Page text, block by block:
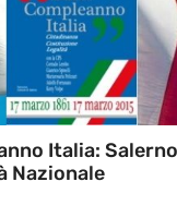
Italia:
Nazionale